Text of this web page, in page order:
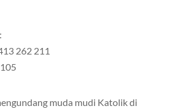
262 211
muda mudi Katolik di